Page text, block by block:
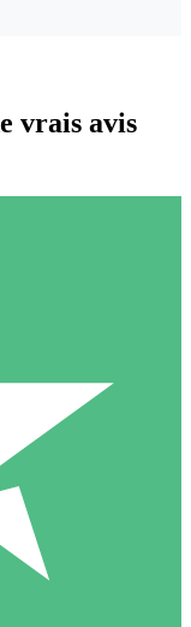
Sans
vrais avis